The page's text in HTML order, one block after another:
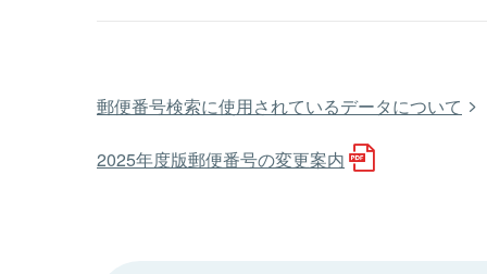
郵便番号検索に使用されているデータについて
2025年度版郵便番号の変更案内